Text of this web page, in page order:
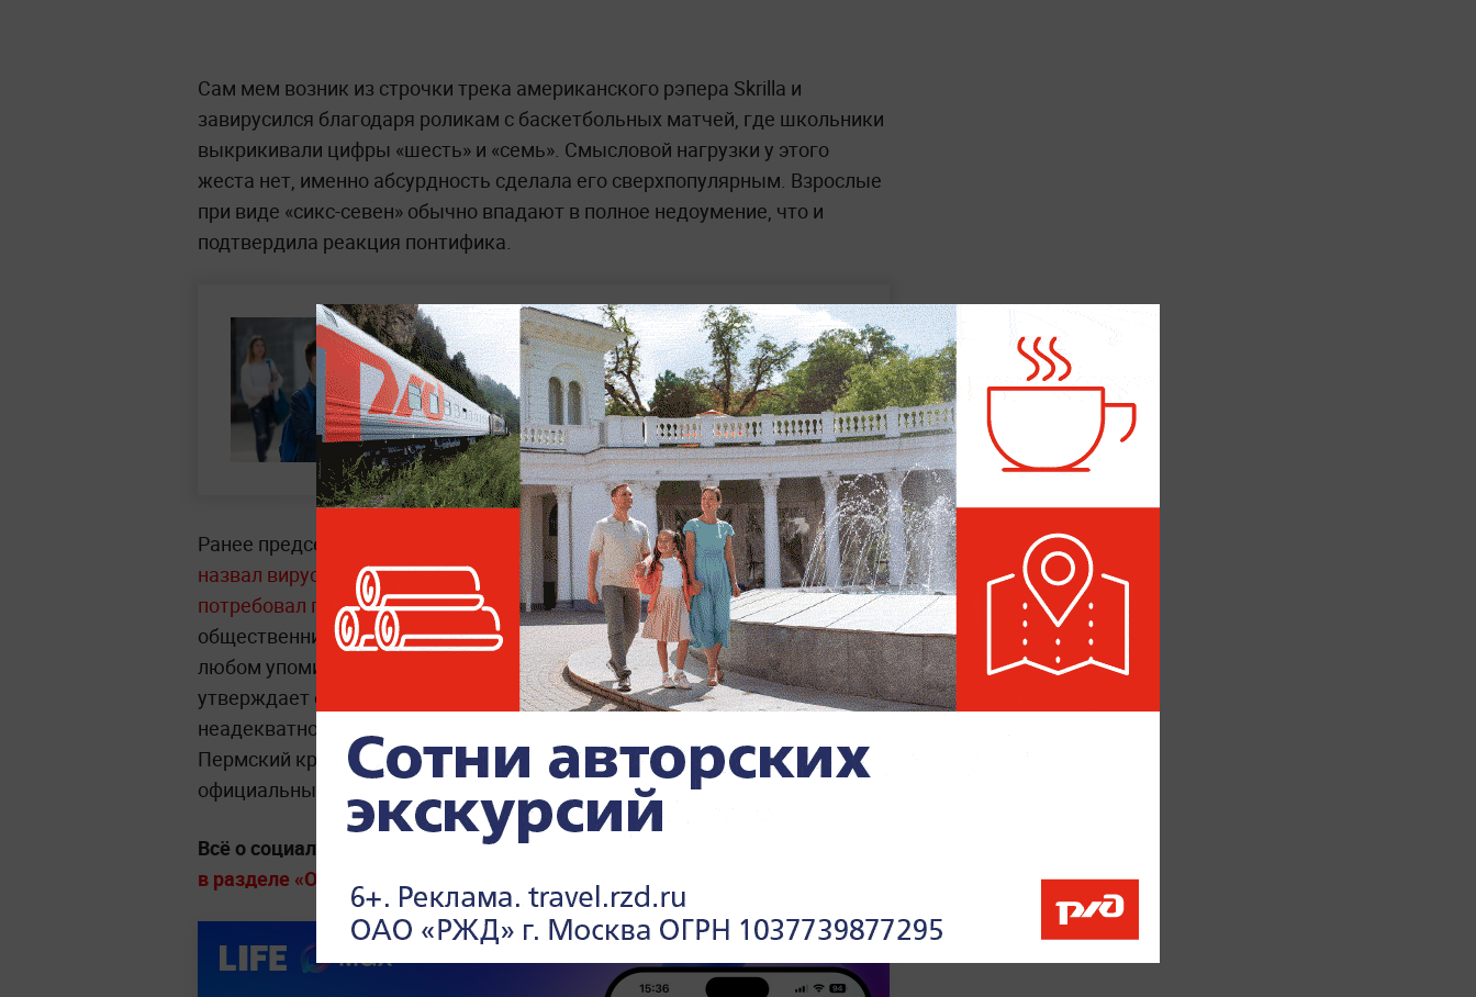
Сам мем возник из строчки трека американского рэпера Skrilla и
завирусился благодаря роликам с баскетбольных матчей, где школьники
выкрикивали цифры «шесть» и «семь». Смысловой нагрузки у этого
жеста нет, именно абсурдность сделала его сверхпопулярным. Взрослые
при виде «сикс-севен» обычно впадают в полное недоумение, что и
подтвердила реакция понтифика.
«Мамонт» не поймёт: Как
«6–7» и другие мемы
пересобрали русский язык
подростков
Ранее председатель движения «Россия православная» Михаил Иванов
назвал вирусный мем «67» серьёзной угрозой для учебного процесса и
потребовал государственного вмешательства. По словам
общественника, выкрикивание подростками фразы «сикс-севен» при
любом упоминании этих цифр — симптом глубокого недуга. Дети,
утверждает он, теряют контроль над поведением, впадают в
неадекватное состояние, агрессию и истерику. В ряде регионов, включая
Пермский край, администрациям школ уже пришлось вводить
официальные запреты и дисциплинарные взыскания.
Всё о социальных проектах, традициях и повседневной жизни —
в разделе «Общество» на Life.ru